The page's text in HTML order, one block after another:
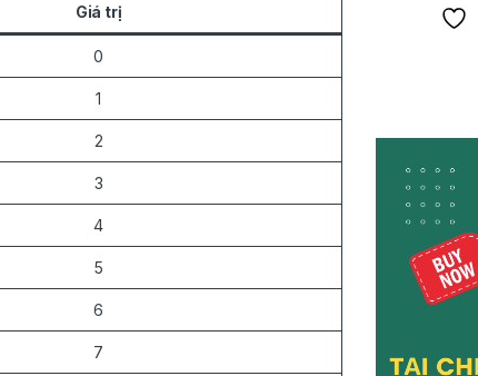
Giá trị
0
1
2
3
4
5
6
7